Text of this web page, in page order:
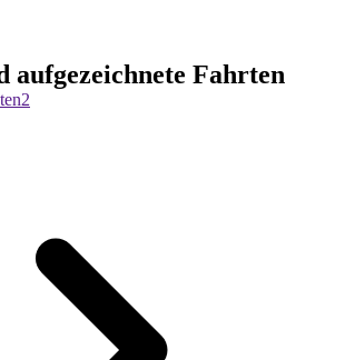
aufgezeichnete Fahrten
2